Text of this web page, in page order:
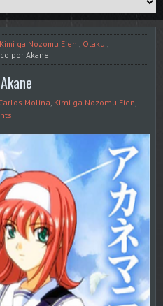
Kimi ga Nozomu Eien , Otaku ,
por Akane
Molina, Kimi ga Nozomu Eien,